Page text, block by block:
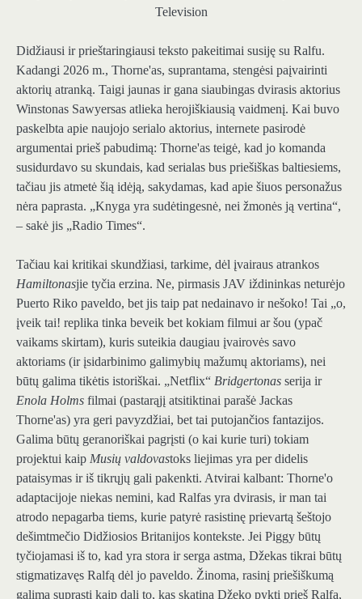
Television
Didžiausi ir prieštaringiausi teksto pakeitimai susiję su Ralfu.
Kadangi 2026 m., Thorne'as, suprantama, stengėsi paįvairinti
aktorių atranką. Taigi jaunas ir gana siaubingas dvirasis aktorius
Winstonas Sawyersas atlieka herojiškiausią vaidmenį. Kai buvo
paskelbta apie naujojo serialo aktorius, internete pasirodė
argumentai prieš pabudimą: Thorne'as teigė, kad jo komanda
susidurdavo su skundais, kad serialas bus priešiškas baltiesiems,
tačiau jis atmetė šią idėją, sakydamas, kad apie šiuos personažus
nėra paprasta. „Knyga yra sudėtingesnė, nei žmonės ją vertina“,
– sakė jis „Radio Times“.
Tačiau kai kritikai skundžiasi, tarkime, dėl įvairaus atrankos
Hamiltonasjie tyčia erzina. Ne, pirmasis JAV iždininkas neturėjo
Puerto Riko paveldo, bet jis taip pat nedainavo ir nešoko! Tai „o,
įveik tai! replika tinka beveik bet kokiam filmui ar šou (ypač
vaikams skirtam), kuris suteikia daugiau įvairovės savo
aktoriams (ir įsidarbinimo galimybių mažumų aktoriams), nei
būtų galima tikėtis istoriškai. „Netflix“ Bridgertonas serija ir
Enola Holms filmai (pastarąjį atsitiktinai parašė Jackas
Thorne'as) yra geri pavyzdžiai, bet tai putojančios fantazijos.
Galima būtų geranoriškai pagrįsti (o kai kurie turi) tokiam
projektui kaip Musių valdovastoks liejimas yra per didelis
pataisymas ir iš tikrųjų gali pakenkti. Atvirai kalbant: Thorne'o
adaptacijoje niekas nemini, kad Ralfas yra dvirasis, ir man tai
atrodo nepagarba tiems, kurie patyrė rasistinę prievartą šeštojo
dešimtmečio Didžiosios Britanijos kontekste. Jei Piggy būtų
tyčiojamasi iš to, kad yra stora ir serga astma, Džekas tikrai būtų
stigmatizavęs Ralfą dėl jo paveldo. Žinoma, rasinį priešiškumą
galima suprasti kaip dalį to, kas skatina Džeko pyktį prieš Ralfą,